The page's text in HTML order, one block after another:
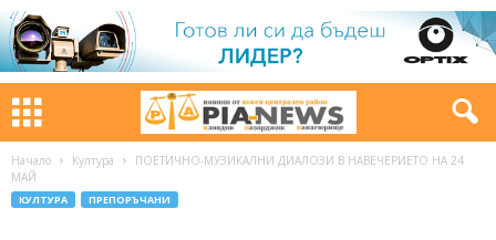
Начало Култура
ПОЕТИЧНО-МУЗИКАЛНИ ДИАЛОЗИ В НАВЕЧЕРИЕТО НА 24
МАЙ
КУЛТУРА ПРЕПОРЪЧАНИ